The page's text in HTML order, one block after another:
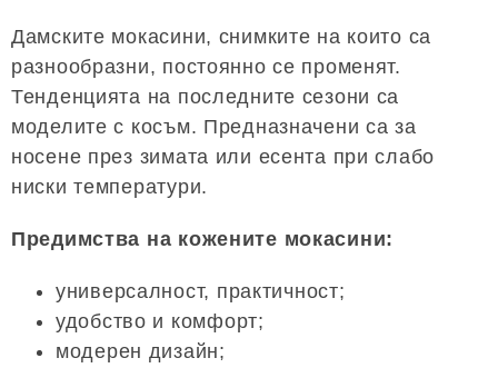
Дамските мокасини, снимките на които са
разнообразни, постоянно се променят.
Тенденцията на последните сезони са
моделите с косъм. Предназначени са за
носене през зимата или есента при слабо
ниски температури.
Предимства на кожените мокасини:
универсалност, практичност;
удобство и комфорт;
модерен дизайн;